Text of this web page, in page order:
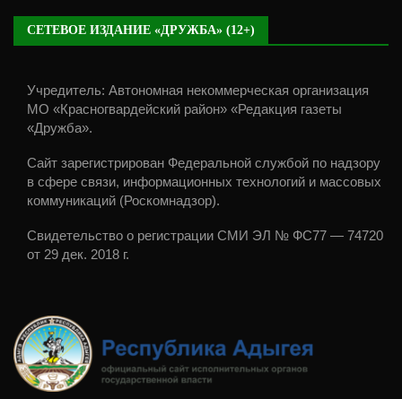
СЕТЕВОЕ ИЗДАНИЕ «ДРУЖБА» (12+)
Учредитель: Автономная некоммерческая организация
МО «Красногвардейский район» «Редакция газеты
«Дружба».
Сайт зарегистрирован Федеральной службой по надзору
в сфере связи, информационных технологий и массовых
коммуникаций (Роскомнадзор).
Свидетельство о регистрации СМИ ЭЛ № ФС77 — 74720
от 29 дек. 2018 г.